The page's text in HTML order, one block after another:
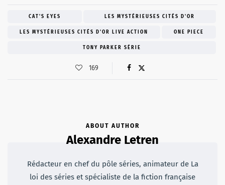
CAT'S EYES LES MYSTÉRIEUSES CITÉS D'OR
LES MYSTÉRIEUSES CITÉS D'OR LIVE ACTION ONE PIECE
TONY PARKER SÉRIE
169
ABOUT AUTHOR
Alexandre Letren
Rédacteur en chef du pôle séries, animateur de La
loi des séries et spécialiste de la fiction française